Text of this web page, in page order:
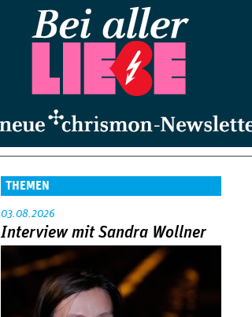
THEMEN
03.08.2026
Interview mit Sandra Wollner